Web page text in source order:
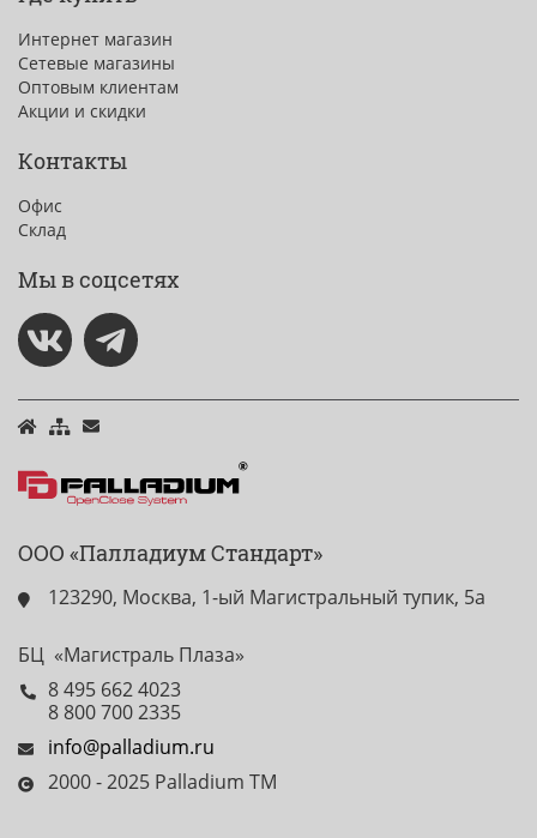
Интернет магазин
Сетевые магазины
Оптовым клиентам
Акции и скидки
Контакты
Офис
Склад
Мы в соцсетях
ООО «Палладиум Стандарт»
123290, Москва, 1-ый Магистральный тупик, 5а
БЦ «Магистраль Плаза»
8 495 662 4023
8 800 700 2335
info@palladium.ru
2000 - 2025 Palladium TM